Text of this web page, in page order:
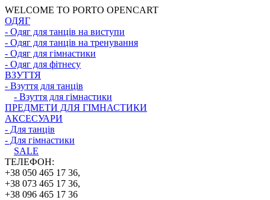
WELCOME TO PORTO OPENCART
ОДЯГ
- Одяг для танців на виступи
- Одяг для танців на тренування
- Одяг для гімнастики
- Одяг для фітнесу
ВЗУТТЯ
- Взуття для танців
- Взуття для гімнастики
ПРЕДМЕТИ ДЛЯ ГІМНАСТИКИ
АКСЕСУАРИ
- Для танців
- Для гімнастики
SALE
ТЕЛЕФОН:
+38 050 465 17 36,
+38 073 465 17 36,
+38 096 465 17 36